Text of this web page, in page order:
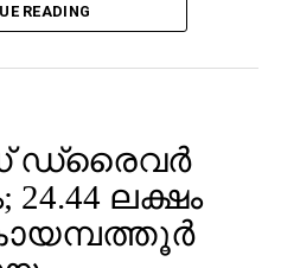
ഇതോടെ
എൻ.
പ്രസിഡന്റ്.
ബോർഡ് മുൻ
READING
ഡ്രൈവര്‍
24.44 ലക്ഷം